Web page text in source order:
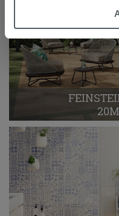
möchten oder Ihre
Zustimmung kann
„Cookies akzeptieren“
die Schaltfläche "X"
nach der Installation der